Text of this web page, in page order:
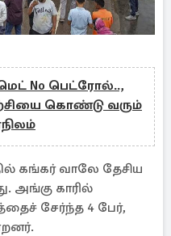
No பெட்ரோல்..,
கொண்டு வரும்
கங்கர் வாலே தேசிய
அங்கு காரில்
சேர்ந்த 4 பேர்,